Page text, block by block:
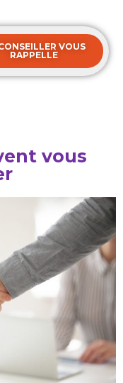
VOUS
RAPPELLE
vous